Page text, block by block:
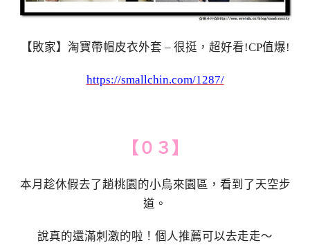
【敗家】淘寶帶帽皮衣外套 – 很挺，超好看!CP值爆!
https://smallchin.com/1287/
【０３】
本月趁休假去了趟桃園的小烏來園區，看到了天空步
道。
說真的還滿刺激的啦！個人推薦可以去走走～